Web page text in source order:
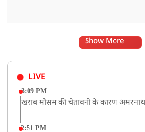
Show More
LIVE
3:09 PM
खराब मौसम की चेतावनी के कारण अमरनाथ
2:51 PM